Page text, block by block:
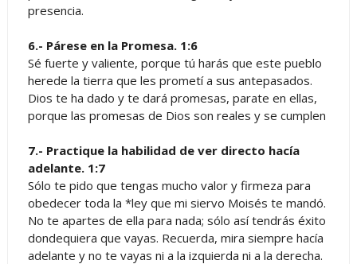
presencia.
6.- Párese en la Promesa. 1:6
Sé fuerte y valiente, porque tú harás que este pueblo
herede la tierra que les prometí a sus antepasados.
Dios te ha dado y te dará promesas, parate en ellas,
porque las promesas de Dios son reales y se cumplen
7.- Practique la habilidad de ver directo hacía
adelante. 1:7
Sólo te pido que tengas mucho valor y firmeza para
obedecer toda la *ley que mi siervo Moisés te mandó.
No te apartes de ella para nada; sólo así tendrás éxito
dondequiera que vayas. Recuerda, mira siempre hacía
adelante y no te vayas ni a la izquierda ni a la derecha.